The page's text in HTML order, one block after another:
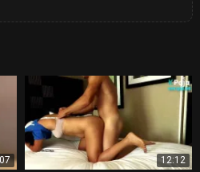
12:12